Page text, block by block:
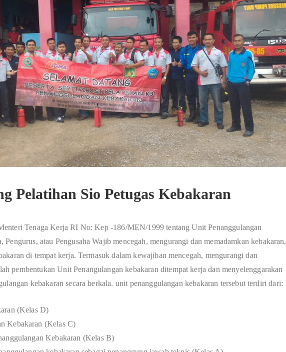
Pelatihan Sio Petugas Kebakaran
Tenaga Kerja RI No: Kep -186/MEN/1999 tentang Unit Penanggulangan
atau Pengusaha Wajib mencegah, mengurangi dan memadamkan kebakaran,
di tempat kerja. Termasuk dalam kewajiban mencegah, mengurangi dan
pembentukan Unit Penangulangan kebakaran ditempat kerja dan menyelenggarakan
kebakaran secara berkala. unit penanggulangan kebakaran tersebut terdiri dari:
(Kelas D)
Kebakaran (Kelas C)
Kebakaran (Kelas B)